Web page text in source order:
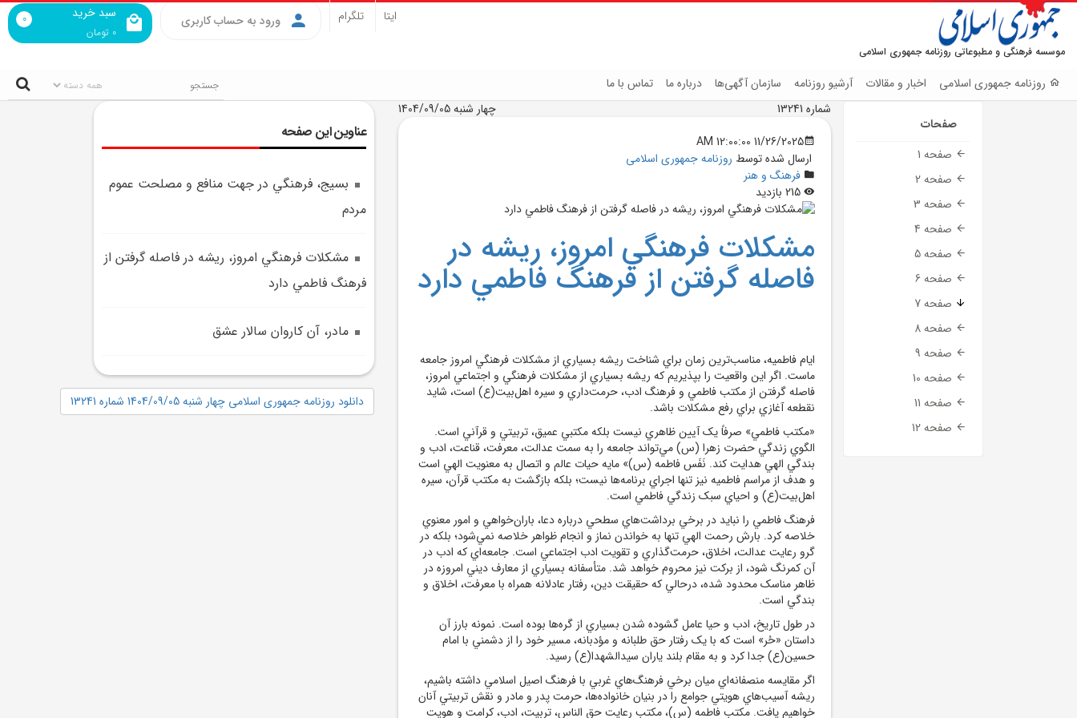
موسسه فرهنگی و مطبوعاتی روزنامه جمهوری اسلامی
سبد خرید
0 تومان
0 ورود به حساب کاربری ایتا تلگرام
روزنامه جمهوری اسلامی اخبار و مقالات آرشیو روزنامه سازمان آگهی‌ها درباره ما تماس با ما
صفحات
صفحه 1
صفحه 2
صفحه 3
صفحه 4
صفحه 5
صفحه 6
صفحه 7
صفحه 8
صفحه 9
صفحه 10
صفحه 11
صفحه 12
شماره 13241
چهار شنبه 1404/09/05
11/26/2025 12:00:00 AM
ارسال شده توسط روزنامه جمهوری اسلامی
فرهنگ و هنر
مشکلات فرهنگي امروز، ريشه در
فاصله گرفتن از فرهنگ فاطمي دارد
ايام فاطميه، مناسب‌ترين زمان براي شناخت ريشه بسياري از مشکلات فرهنگي امروز جامعه
ماست. اگر اين واقعيت را بپذيريم که ريشه بسياري از مشکلات فرهنگي و اجتماعي امروز،
فاصله گرفتن از مکتب فاطمي و فرهنگ ادب، حرمت‌داري و سيره اهل‌بيت(ع) است، شايد
نقطعه آغازي براي رفع مشکلات باشد.
«مکتب فاطمي» صرفاً يک آيين ظاهري نيست بلکه مکتبي عميق، تربيتي و قرآني است.
الگوي زندگي حضرت زهرا (س) مي‌تواند جامعه را به سمت عدالت، معرفت، قناعت، ادب و
بندگي الهي هدايت کند. نَفَس فاطمه (س)» مايه حيات عالم و اتصال به معنويت الهي است
و هدف از مراسم فاطميه نيز تنها اجراي برنامه‌ها نيست؛ بلکه بازگشت به مکتب قرآن، سيره
اهل‌بيت(ع) و احياي سبک زندگي فاطمي است.
فرهنگ فاطمي را نبايد در برخي برداشت‌هاي سطحي درباره دعا، باران‌خواهي و امور معنوي
خلاصه کرد. بارش رحمت الهي تنها به خواندن نماز و انجام ظواهر خلاصه نمي‌شود؛ بلکه در
گرو رعايت عدالت، اخلاق، حرمت‌گذاري و تقويت ادب اجتماعي است. جامعه‌اي که ادب در
آن کمرنگ شود، از برکت نيز محروم خواهد شد. متأسفانه بسياري از معارف ديني امروزه در
ظاهر مناسک محدود شده، درحالي که حقيقت دين، رفتار عادلانه همراه با معرفت، اخلاق و
بندگي است.
در طول تاريخ، ادب و حيا عامل گشوده شدن بسياري از گره‌ها بوده است. نمونه بارز آن
داستان «حُر» است که با يک رفتار حق طلبانه و مؤدبانه، مسير خود را از دشمني با امام
حسين(ع) جدا کرد و به مقام بلند ياران سيدالشهدا(ع) رسيد.
اگر مقايسه منصفانه‌اي ميان برخي فرهنگ‌هاي غربي با فرهنگ اصيل اسلامي داشته باشيم،
ريشه آسيب‌هاي هويتي جوامع را در بنيان خانواده‌ها، حرمت پدر و مادر و نقش تربيتي آنان
خواهيم يافت. مکتب فاطمه (س)، مکتب رعايت حق الناس، تربيت، ادب، کرامت و هويت
عناوین این صفحه
بسيج، فرهنگي در جهت منافع و مصلحت عموم
مردم
مشکلات فرهنگي امروز، ريشه در فاصله گرفتن از
فرهنگ فاطمي دارد
مادر، آن کاروان سالار عشق
دانلود روزنامه جمهوری اسلامی چهار شنبه 1404/09/05 شماره 13241